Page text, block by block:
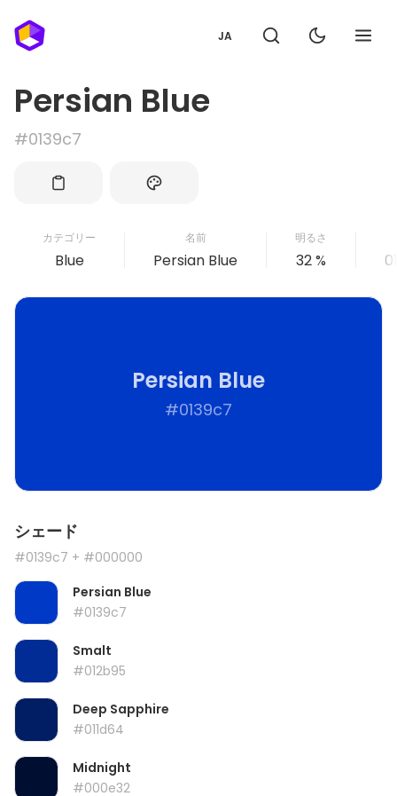
JA
Persian Blue
#0139c7
カテゴリー
Blue
名前
Persian Blue
明るさ
32 %
Persian Blue
#0139c7
シェード
#0139c7 + #000000
Persian Blue
#0139c7
Smalt
#012b95
Deep Sapphire
#011d64
Midnight
#000e32